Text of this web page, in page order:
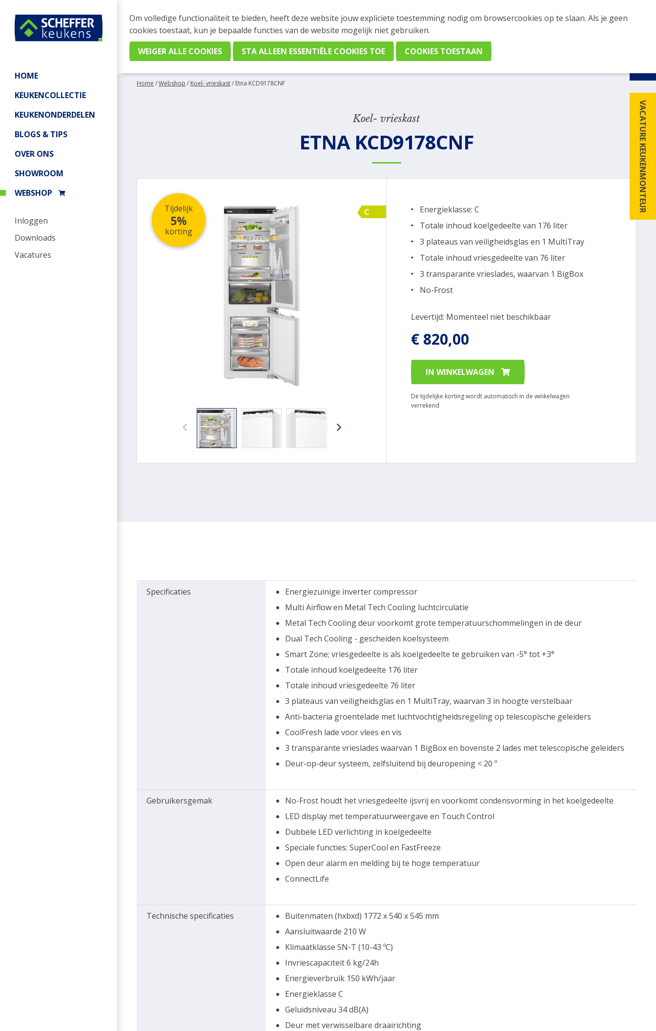
HOME
KEUKENCOLLECTIE
KEUKENONDERDELEN
BLOGS & TIPS
OVER ONS
SHOWROOM
WEBSHOP
Inloggen
Downloads
Vacatures
VACATURE KEUKENMONTEUR
WEBSHOP BESTELLINGEN
Je kan tijdelijk geen bestelling plaatsen. Wil je je vast oriënteren? Vergelijk eenvoudig apparaten en merken met elkaar. Klik hier voor
Home /Webshop / Koel- vrieskast/ Etna KCD9178CNF
Koel- vrieskast
ETNA KCD9178CNF
Tijdelijk
5%
korting
C
Levertijd: Momenteel niet beschikbaar
Energieklasse: C
Totale inhoud koelgedeelte van 176 liter
3 plateaus van veiligheidsglas en 1 MultiTray
Totale inhoud vriesgedeelte van 76 liter
3 transparante vrieslades, waarvan 1 BigBox
No-Frost
€ 820,00
IN WINKELWAGEN
De tijdelijke korting wordt automatisch in de winkelwagen
verrekend
Specificaties
Energiezuinige inverter compressor
Multi Airflow en Metal Tech Cooling luchtcirculatie
Metal Tech Cooling deur voorkomt grote temperatuurschommelingen in de deur
Dual Tech Cooling - gescheiden koelsysteem
Smart Zone; vriesgedeelte is als koelgedeelte te gebruiken van -5° tot +3°
Totale inhoud koelgedeelte 176 liter
Totale inhoud vriesgedeelte 76 liter
3 plateaus van veiligheidsglas en 1 MultiTray, waarvan 3 in hoogte verstelbaar
Anti-bacteria groentelade met luchtvochtigheidsregeling op telescopische geleiders
CoolFresh lade voor vlees en vis
3 transparante vrieslades waarvan 1 BigBox en bovenste 2 lades met telescopische geleiders
Deur-op-deur systeem, zelfsluitend bij deuropening < 20 º
Gebruikersgemak
No-Frost houdt het vriesgedeelte ijsvrij en voorkomt condensvorming in het koelgedeelte
LED display met temperatuurweergave en Touch Control
Dubbele LED verlichting in koelgedeelte
Speciale functies: SuperCool en FastFreeze
Open deur alarm en melding bij te hoge temperatuur
ConnectLife
Technische specificaties
Buitenmaten (hxbxd) 1772 x 540 x 545 mm
Aansluitwaarde 210 W
Klimaatklasse SN-T (10-43 ºC)
Invriescapaciteit 6 kg/24h
Energieverbruik 150 kWh/jaar
Energieklasse C
Geluidsniveau 34 dB(A)
Deur met verwisselbare draairichting
Om volledige functionaliteit te bieden, heeft deze website jouw expliciete toestemming nodig om browsercookies op te slaan. Als je geen
cookies toestaat, kun je bepaalde functies van de website mogelijk niet gebruiken.